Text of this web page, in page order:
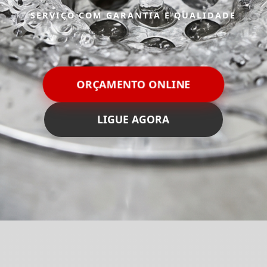
SERVIÇO COM GARANTIA E QUALIDADE
ORÇAMENTO ONLINE
LIGUE AGORA